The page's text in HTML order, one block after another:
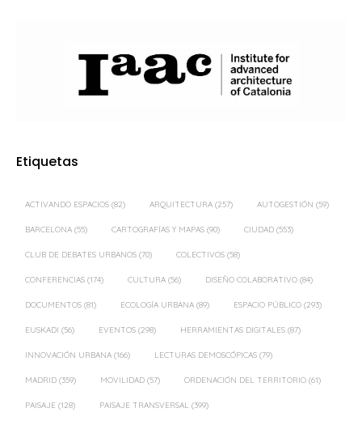
Etiquetas
ACTIVANDO ESPACIOS (82) ARQUITECTURA (257) AUTOGESTIÓN (59)
BARCELONA (55) CARTOGRAFÍAS Y MAPAS (90) CIUDAD (553)
CLUB DE DEBATES URBANOS (70) COLECTIVOS (58)
CONFERENCIAS (174) CULTURA (56) DISEÑO COLABORATIVO (84)
DOCUMENTOS (81) ECOLOGÍA URBANA (89) ESPACIO PÚBLICO (293)
EUSKADI (56) EVENTOS (298) HERRAMIENTAS DIGITALES (87)
INNOVACIÓN URBANA (166) LECTURAS DEMOSCÓPICAS (79)
MADRID (359) MOVILIDAD (57) ORDENACIÓN DEL TERRITORIO (61)
PAISAJE (128) PAISAJE TRANSVERSAL (399)